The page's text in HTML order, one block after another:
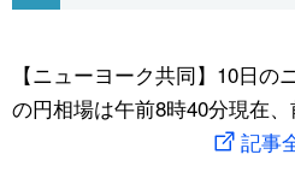
文化
動画/Live
スポーツ・東京2020
【ニューヨーク共同】10日
の円相場は午前8時40分現在
記事